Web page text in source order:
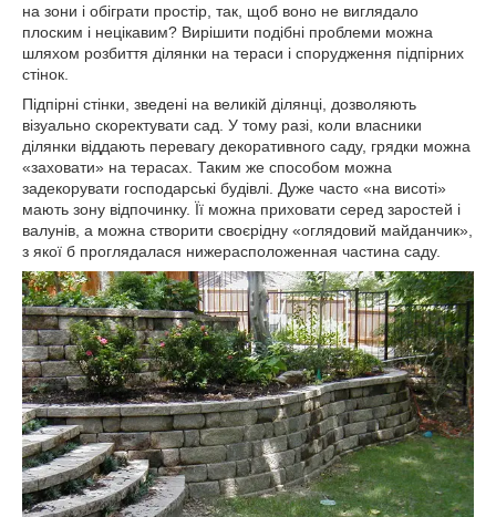
на зони і обіграти простір, так, щоб воно не виглядало
плоским і нецікавим? Вирішити подібні проблеми можна
шляхом розбиття ділянки на тераси і спорудження підпірних
стінок.
Підпірні стінки, зведені на великій ділянці, дозволяють
візуально скоректувати сад. У тому разі, коли власники
ділянки віддають перевагу декоративного саду, грядки можна
«заховати» на терасах. Таким же способом можна
задекорувати господарські будівлі. Дуже часто «на висоті»
мають зону відпочинку. Її можна приховати серед заростей і
валунів, а можна створити своєрідну «оглядовий майданчик»,
з якої б проглядалася нижерасположенная частина саду.